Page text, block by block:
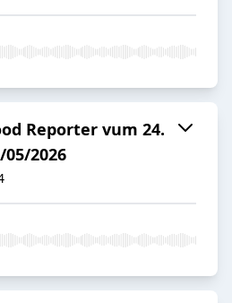
Reporter vum 24.
05/2026